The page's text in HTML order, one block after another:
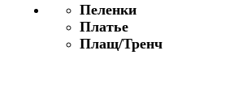
Пеленки
Платье
Плащ/Тренч